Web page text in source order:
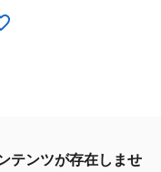
テンツが存在しませ